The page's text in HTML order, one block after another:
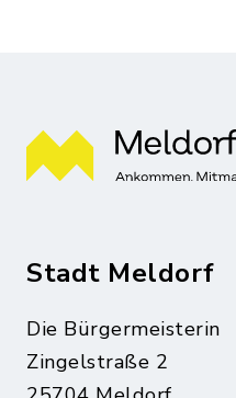
Stadt Meldorf
Die Bürgermeisterin
Zingelstraße 2